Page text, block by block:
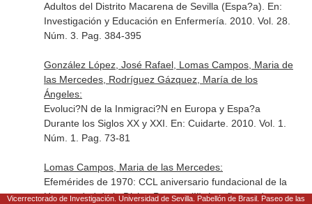
Adultos del Distrito Macarena de Sevilla (Espa?a). En:
Investigación y Educación en Enfermería . 2010. Vol. 28.
Núm. 3. Pag. 384-395
González López, José Rafael, Lomas Campos, Maria de
las Mercedes, Rodríguez Gázquez, María de los
Ángeles:
Evoluci?N de la Inmigraci?N en Europa y Espa?a
Durante los Siglos XX y XXI. En: Cuidarte. 2010. Vol. 1.
Núm. 1. Pag. 73-81
Lomas Campos, Maria de las Mercedes:
Efemérides de 1970: CCL aniversario fundacional de la
Hermandad de la Divina Pastora (II). Las fiestas de
Vicerrectorado de Investigación. Universidad de Sevilla. Pabellón de Brasil. Paseo de las